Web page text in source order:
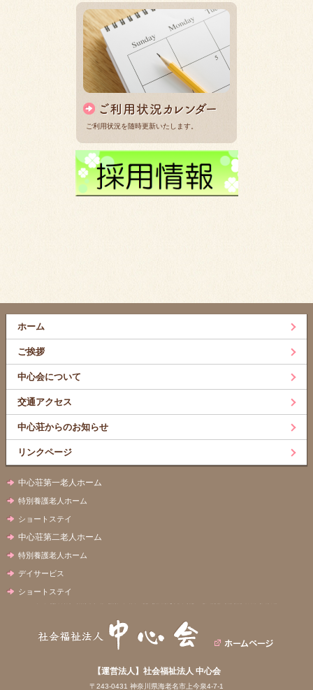
ご利用状況を随時更新いたします。
ホーム
ご挨拶
中心会について
交通アクセス
中心荘からのお知らせ
リンクページ
中心荘第一老人ホーム
特別養護老人ホーム
ショートステイ
中心荘第二老人ホーム
特別養護老人ホーム
デイサービス
ショートステイ
【運営法人】社会福祉法人 中心会
〒243-0431 神奈川県海老名市上今泉4-7-1